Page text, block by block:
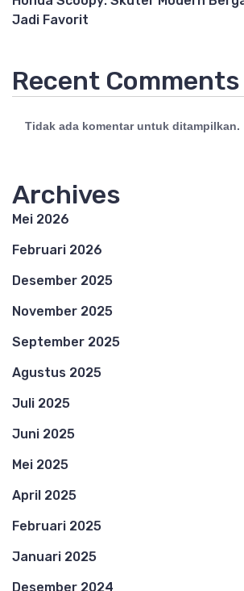
Jadi Favorit
Recent Comments
Tidak ada komentar untuk ditampilkan.
Archives
Mei 2026
Februari 2026
Desember 2025
November 2025
September 2025
Agustus 2025
Juli 2025
Juni 2025
Mei 2025
April 2025
Februari 2025
Januari 2025
Desember 2024